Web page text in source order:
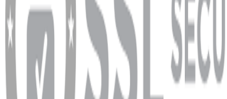
info@dukkanhifi.com 0850 441 40 44
Çalışma Saatleri: Pazartesi - Cuma 09:30 - 19:30, Cumartesi 10:00 - 18:00